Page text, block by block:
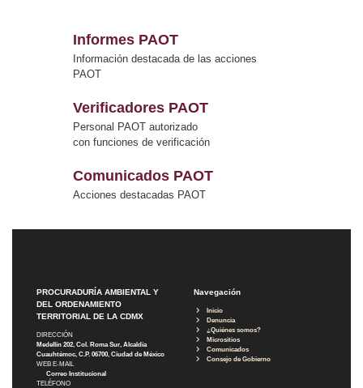
Informes PAOT
Información destacada de las acciones
PAOT
Verificadores PAOT
Personal PAOT autorizado
con funciones de verificación
Comunicados PAOT
Acciones destacadas PAOT
PROCURADURÍA AMBIENTAL Y
DEL ORDENAMIENTO
TERRITORIAL DE LA CDMX
DIRECCIÓN
Medellín 202, Col. Roma Sur, Alcaldía
Cuauhtémoc, C.P. 06700, Ciudad de México
WEB E-MAIL
Correo Institucional
TELÉFONO
Navegación
Inicio
Denuncia
¿Quiénes somos?
Micrositios
Comunicados
Consejo de Gobierno